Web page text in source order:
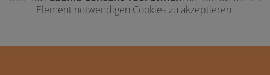
Element notwendigen Cookies zu akzeptieren.